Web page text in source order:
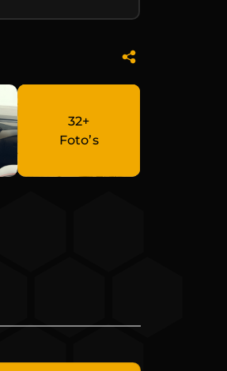
32+
Foto’s